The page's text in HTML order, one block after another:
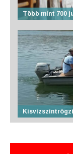
Több mint 700